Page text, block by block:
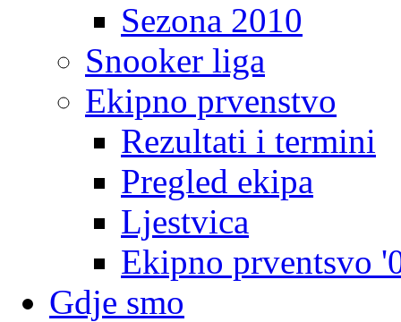
Sezona 2010
Snooker liga
Ekipno prvenstvo
Rezultati i termini
Pregled ekipa
Ljestvica
Ekipno prventsvo
Gdje smo